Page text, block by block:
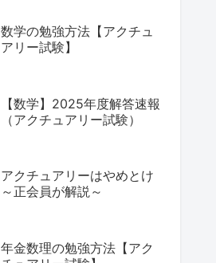
数学の勉強方法【アクチュ
アリー試験】
【数学】2025年度解答速報
（アクチュアリー試験）
アクチュアリーはやめとけ
～正会員が解説～
年金数理の勉強方法【アク